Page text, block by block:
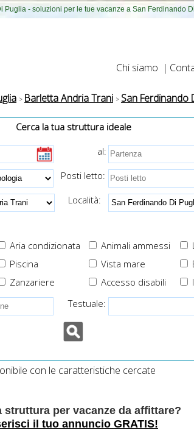
Puglia - soluzioni per le tue vacanze a San Ferdinando
Chi siamo |
Barletta Andria Trani San Ferdinando
Cerca la tua struttura ideale
al:
Posti letto:
Località:
Aria condizionata Animali ammessi
Piscina Vista mare
Zanzariere
Accesso disabili
Testuale:
con le caratteristiche cercate
struttura per vacanze da affittare?
il tuo annuncio GRATIS!